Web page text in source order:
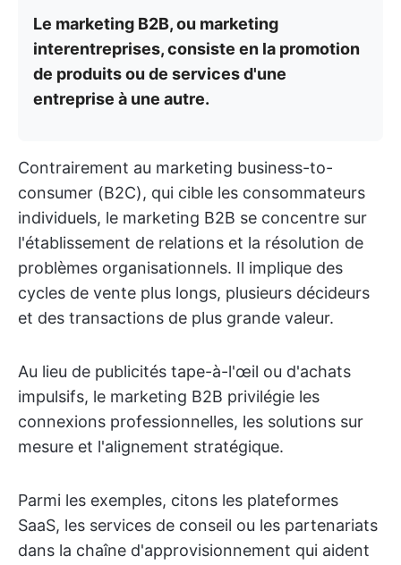
Le marketing B2B, ou marketing
interentreprises, consiste en la promotion
de produits ou de services d'une
entreprise à une autre.
Contrairement au marketing business-to-
consumer (B2C), qui cible les consommateurs
individuels, le marketing B2B se concentre sur
l'établissement de relations et la résolution de
problèmes organisationnels. Il implique des
cycles de vente plus longs, plusieurs décideurs
et des transactions de plus grande valeur.
Au lieu de publicités tape-à-l'œil ou d'achats
impulsifs, le marketing B2B privilégie les
connexions professionnelles, les solutions sur
mesure et l'alignement stratégique.
Parmi les exemples, citons les plateformes
SaaS, les services de conseil ou les partenariats
dans la chaîne d'approvisionnement qui aident